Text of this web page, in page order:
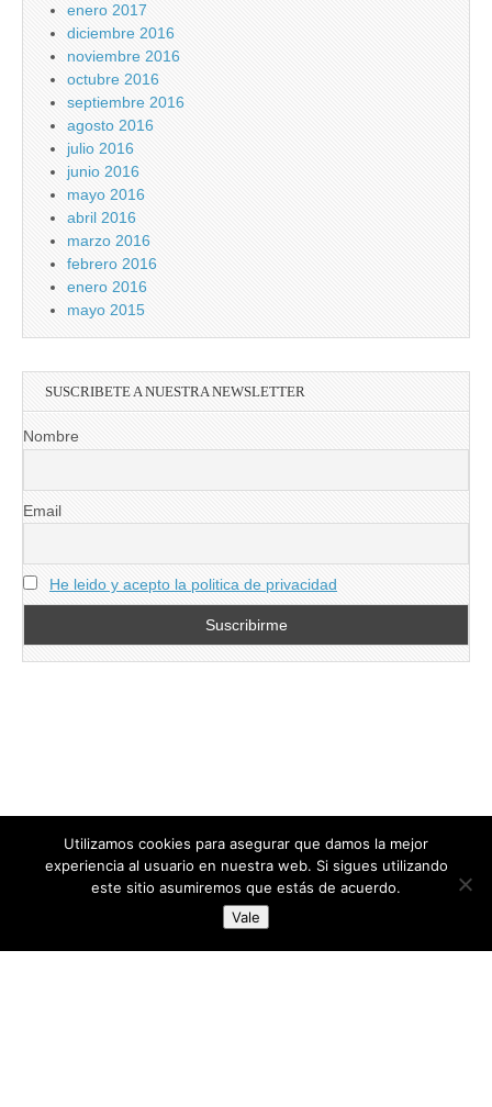
enero 2017
diciembre 2016
noviembre 2016
octubre 2016
septiembre 2016
agosto 2016
julio 2016
junio 2016
mayo 2016
abril 2016
marzo 2016
febrero 2016
enero 2016
mayo 2015
SUSCRIBETE A NUESTRA NEWSLETTER
Nombre
Email
He leido y acepto la politica de privacidad
directoresdeseguridad.es
Diseñado por Centro Andaluz de Estudios y Entrenamiento
Utilizamos cookies para asegurar que damos la mejor
experiencia al usuario en nuestra web. Si sigues utilizando
este sitio asumiremos que estás de acuerdo.
Vale